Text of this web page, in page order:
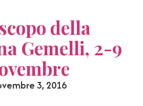
della
Gemelli, 2-9
3, 2016